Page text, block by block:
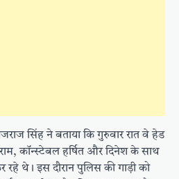
सिंह ने बताया कि गुरुवार रात वे हेड
कॉन्स्टेबल हर्षित और दिनेश के साथ
थे। इस दौरान पुलिस की गाड़ी को